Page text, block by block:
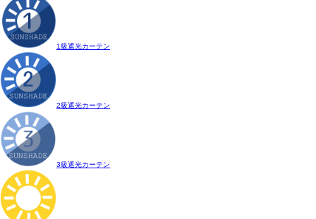
1級遮光カーテン
2級遮光カーテン
3級遮光カーテン